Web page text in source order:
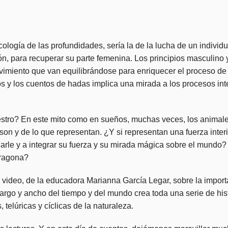
de las profundidades, sería la de la lucha de un
para recuperar su parte femenina. Los principios masculino
que van equilibrándose para enriquecer el proceso de
los cuentos de hadas implica una mirada a los procesos
En este mito como en sueños, muchas veces, los
y de lo que representan. ¿Y si representan una fuerza
y a integrar su fuerza y su mirada mágica sobre el
video, de la educadora Marianna García Legar, sobre la
y ancho del tiempo y del mundo crea toda una serie de
telúricas y cíclicas de la naturaleza.